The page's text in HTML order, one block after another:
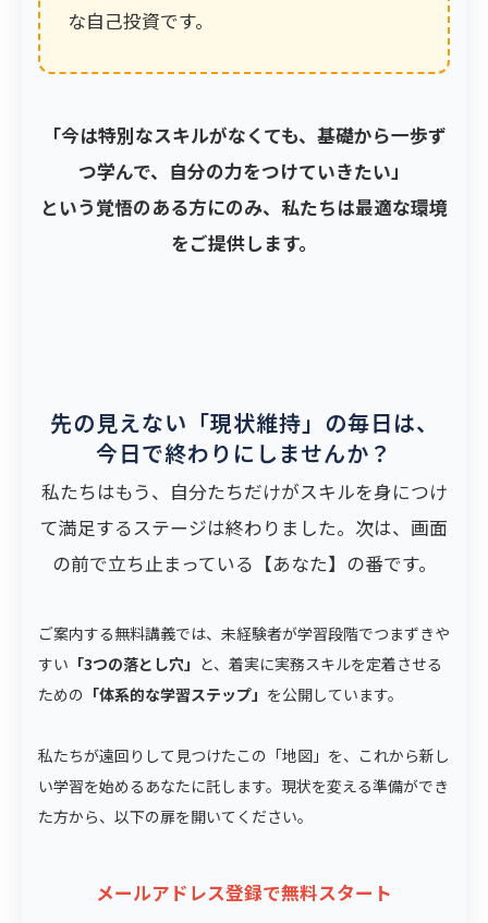
な自己投資です。
「今は特別なスキルがなくても、基礎から一歩ず
つ学んで、自分の力をつけていきたい」
という覚悟のある方にのみ、私たちは最適な環境
をご提供します。
先の見えない「現状維持」の毎日は、
今日で終わりにしませんか？
私たちはもう、自分たちだけがスキルを身につけ
て満足するステージは終わりました。次は、画面
の前で立ち止まっている【あなた】の番です。
ご案内する無料講義では、未経験者が学習段階でつまずきや
すい 「3つの落とし穴」 と、着実に実務スキルを定着させる
ための 「体系的な学習ステップ」 を公開しています。
私たちが遠回りして見つけたこの「地図」を、これから新し
い学習を始めるあなたに託します。現状を変える準備ができ
た方から、以下の扉を開いてください。
メールアドレス登録で無料スタート